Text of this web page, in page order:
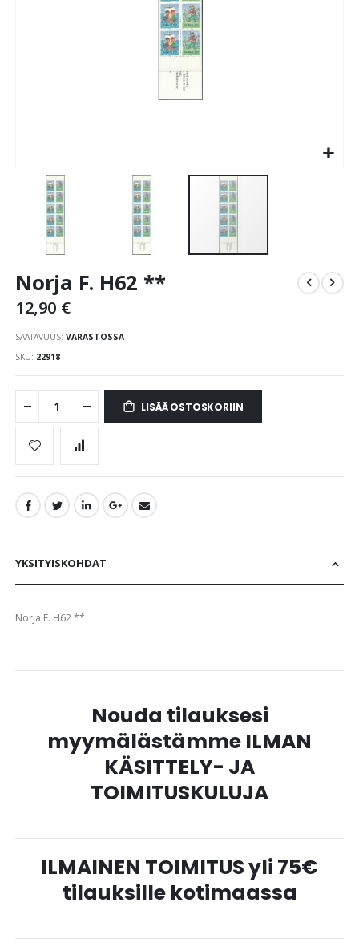
to
beginning
images
gallery
Norja F. H62 **
12,90 €
SAATAVUUS: VARASTOSSA
SKU 22918
LISÄÄ OSTOSKORIIN
YKSITYISKOHDAT
Norja F. H62 **
Nouda tilauksesi
myymälästämme ILMAN
KÄSITTELY- JA
TOIMITUSKULUJA
ILMAINEN TOIMITUS yli 75€
tilauksille kotimaassa